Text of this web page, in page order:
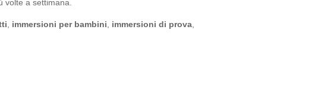
volte a settimana.
immersioni per bambini immersioni di prova